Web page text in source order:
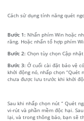
Cách sử dụng tính năng quét
Bước 1: Nhấn phím Win hoặc
răng. Hoặc nhấn tổ hợp phím
Bước 2: Chọn tùy chọn Cập
Bước 3: Ở cuối cài đặt bảo vệ
khởi động nó, nhấp chọn “Quét
chưa được lưu trước khi khởi
Sau khi nhấp chọn nút “ Quét
vi-rút và phần mềm độc hại.
lại, và trong thông báo, bạn sẽ